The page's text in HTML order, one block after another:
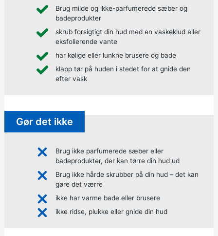
Brug milde og ikke-parfumerede sæber og
badeprodukter
skrub forsigtigt din hud med en vaskeklud eller
eksfolierende vante
har kølige eller lunkne brusere og bade
klapp tør på huden i stedet for at gnide den
efter vask
Gør det ikke
Brug ikke parfumerede sæber eller
badeprodukter, der kan tørre din hud ud
Brug ikke hårde skrubber på din hud – det kan
gøre det værre
ikke har varme bade eller brusere
ikke ridse, plukke eller gnide din hud